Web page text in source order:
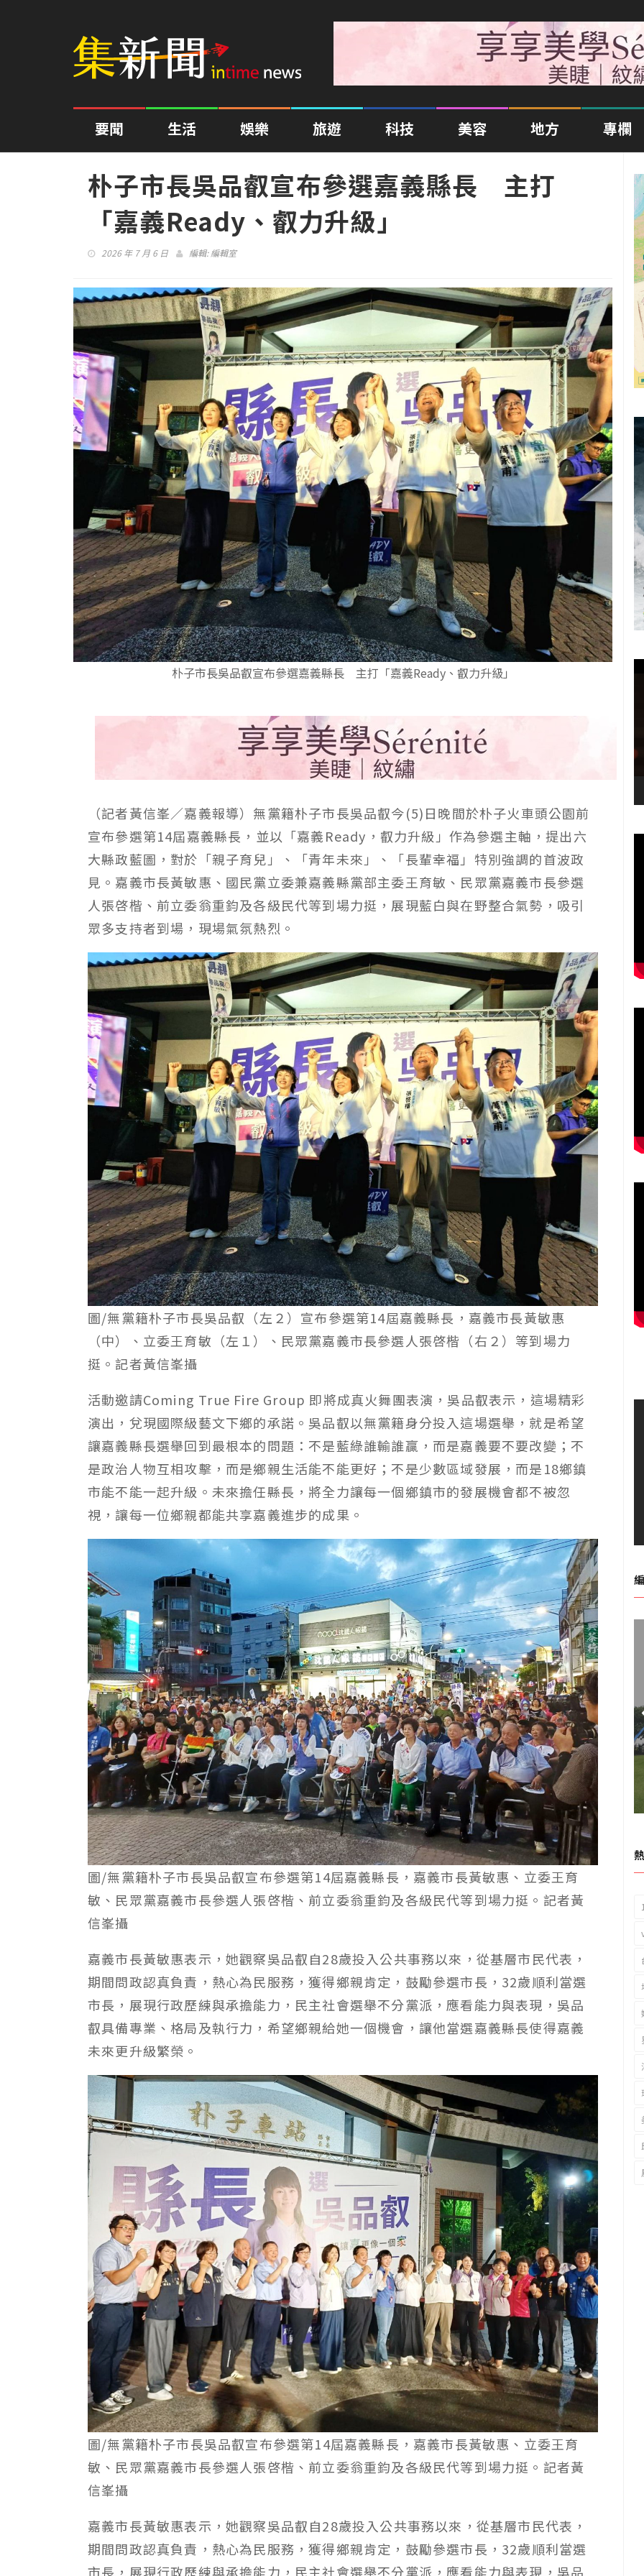
要聞 生活 娛樂 旅遊 科技 美容 地方 專欄
朴子市長吳品叡宣布參選嘉義縣長 主打
「嘉義Ready、叡力升級」
2026 年 7 月 6 日 編輯:編輯室
朴子市長吳品叡宣布參選嘉義縣長 主打「嘉義Ready、叡力升級」
（記者黃信峯／嘉義報導）無黨籍朴子市長吳品叡今(5)日晚間於朴子火車頭公園前
宣布參選第14屆嘉義縣長，並以「嘉義Ready，叡力升級」作為參選主軸，提出六
大縣政藍圖，對於「親子育兒」、「青年未來」、「長輩幸福」特別強調的首波政
見。嘉義市長黃敏惠、國民黨立委兼嘉義縣黨部主委王育敏、民眾黨嘉義市長參選
人張啓楷、前立委翁重鈞及各級民代等到場力挺，展現藍白與在野整合氣勢，吸引
眾多支持者到場，現場氣氛熱烈。
圖/無黨籍朴子市長吳品叡（左２）宣布參選第14屆嘉義縣長，嘉義市長黃敏惠
（中）、立委王育敏（左１）、民眾黨嘉義市長參選人張啓楷（右２）等到場力
挺。記者黃信峯攝
活動邀請Coming True Fire Group 即將成真火舞團表演，吳品叡表示，這場精彩
演出，兌現國際級藝文下鄉的承諾。吳品叡以無黨籍身分投入這場選舉，就是希望
讓嘉義縣長選舉回到最根本的問題：不是藍綠誰輸誰贏，而是嘉義要不要改變；不
是政治人物互相攻擊，而是鄉親生活能不能更好；不是少數區域發展，而是18鄉鎮
市能不能一起升級。未來擔任縣長，將全力讓每一個鄉鎮市的發展機會都不被忽
視，讓每一位鄉親都能共享嘉義進步的成果。
圖/無黨籍朴子市長吳品叡宣布參選第14屆嘉義縣長，嘉義市長黃敏惠、立委王育
敏、民眾黨嘉義市長參選人張啓楷、前立委翁重鈞及各級民代等到場力挺 。記者黃
信峯攝
嘉義市長黃敏惠表示，她觀察吳品叡自28歲投入公共事務以來，從基層市民代表，
期間問政認真負責，熱心為民服務，獲得鄉親肯定，鼓勵參選市長，32歲順利當選
市長，展現行政歷練與承擔能力，民主社會選舉不分黨派，應看能力與表現，吳品
叡具備專業、格局及執行力，希望鄉親給她一個機會，讓他當選嘉義縣長使得嘉義
未來更升級繁榮。
圖/無黨籍朴子市長吳品叡宣布參選第14屆嘉義縣長，嘉義市長黃敏惠、立委王育
敏、民眾黨嘉義市長參選人張啓楷、前立委翁重鈞及各級民代等到場力挺 。記者黃
信峯攝
嘉義市長黃敏惠表示，她觀察吳品叡自28歲投入公共事務以來，從基層市民代表，
期間問政認真負責，熱心為民服務，獲得鄉親肯定，鼓勵參選市長，32歲順利當選
市長，展現行政歷練與承擔能力，民主社會選舉不分黨派，應看能力與表現，吳品